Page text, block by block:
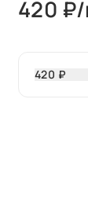
420
420 ₽